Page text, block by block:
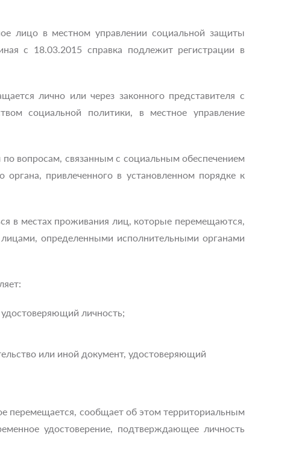
лицо в местном управлении социальной защиты
с 18.03.2015 справка подлежит регистрации в
лично или через законного представителя с
социальной политики, в местное управление
вопросам, связанным с социальным обеспечением
привлеченного в установленном порядке к
в местах проживания лиц, которые перемещаются,
определенными исполнительными органами
личность;
или иной документ, удостоверяющий
перемещается, сообщает об этом территориальным
удостоверение, подтверждающее личность